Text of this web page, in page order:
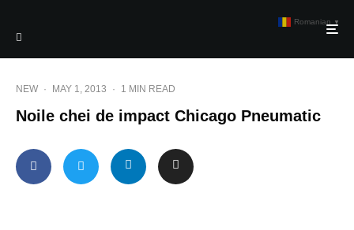
NEW · MAY 1, 2013 · 1 MIN READ
Noile chei de impact Chicago Pneumatic
Romanian ▼